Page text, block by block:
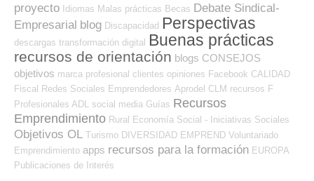
proyecto Idiomas Malas prácticas Becas Debate Sindical-
Empresarial blog Discapacidad Perspectivas
descargas transformación digital Buenas prácticas
recursos de orientación blogs CONSEJOS
objetivos marca profesional clientes opiniones Facebook CALIDAD
Fiscal Redes Sociales Emprendedores Aprodel CLM recursos F
Profesionales ADL
social media Guías Recursos
Emprendimiento Rural Economía Social - Iniciativas Sociales
Objetivos OL Turismo DIVERSIDAD EMPREND Voluntariado
Emprendimiento apps recursos para la formación EUROPA
Publicaciones de Interés